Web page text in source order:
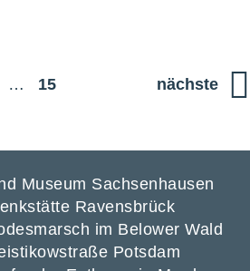
… 15 nächste
Museum Sachsenhausen
Ravensbrück
im Belower Wald
Potsdam